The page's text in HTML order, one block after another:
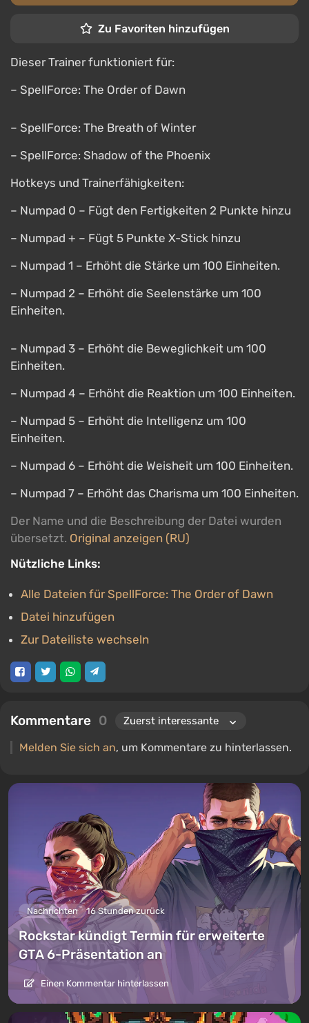
Zu Favoriten hinzufügen
Dieser Trainer funktioniert für:
– SpellForce: The Order of Dawn
– SpellForce: The Breath of Winter
– SpellForce: Shadow of the Phoenix
Hotkeys und Trainerfähigkeiten:
– Numpad 0 – Fügt den Fertigkeiten 2 Punkte hinzu
– Numpad + – Fügt 5 Punkte X-Stick hinzu
– Numpad 1 – Erhöht die Stärke um 100 Einheiten.
– Numpad 2 – Erhöht die Seelenstärke um 100
Einheiten.
– Numpad 3 – Erhöht die Beweglichkeit um 100
Einheiten.
– Numpad 4 – Erhöht die Reaktion um 100 Einheiten.
– Numpad 5 – Erhöht die Intelligenz um 100
Einheiten.
– Numpad 6 – Erhöht die Weisheit um 100 Einheiten.
– Numpad 7 – Erhöht das Charisma um 100 Einheiten.
Der Name und die Beschreibung der Datei wurden
übersetzt. Original anzeigen (RU)
Nützliche Links:
Alle Dateien für SpellForce: The Order of Dawn
Datei hinzufügen
Zur Dateiliste wechseln
Kommentare 0
Melden Sie sich an, um Kommentare zu hinterlassen.
Nachrichten 16 Stunden zurück
Rockstar kündigt Termin für erweiterte
GTA 6-Präsentation an
Einen Kommentar hinterlassen